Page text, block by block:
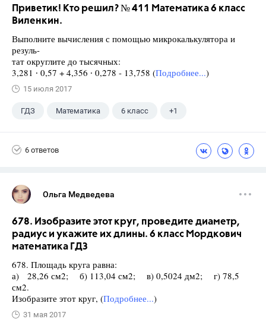
Приветик! Кто решил? № 411 Математика 6 класс
Виленкин.
Выполните вычисления с помощью микрокалькулятора и
резуль-
тат округлите до тысячных:
3,281 ∙ 0,57 + 4,356 ∙ 0,278 - 13,758 (Подробнее...)
15 июля 2017
ГДЗ Математика 6 класс +1
6 ответов
Ольга Медведева
678. Изобразите этот круг, проведите диаметр,
радиус и укажите их длины. 6 класс Мордкович
математика ГДЗ
678. Площадь круга равна:
а) 28,26 см2; б) 113,04 см2; в) 0,5024 дм2; г) 78,5
см2.
Изобразите этот круг, (Подробнее...)
31 мая 2017